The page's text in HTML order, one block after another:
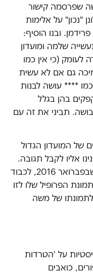
שפרסמה קישור
"נכון" על אלימות
ובנו הוסיף:
שלמה ומועדון
(כי אין כמו
גם אם לא עשית
**** עושה לבנות
בהן בגלל
תביני את זה עם
של המועדון הגדול
אליו לקבל תגובה.
אלא שהצצה בפרופיל שלו מלמדת שבפברואר 2016, לכבוד
הפרופיל שלו לזו
של משה
על 'הטרדות
כואבים